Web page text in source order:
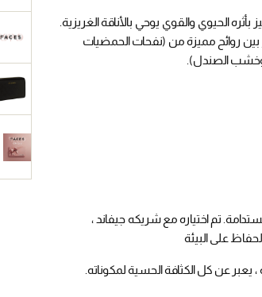
بأثره الحيوي والقوي يوحي بالأناقة الغريزية.
بين روائح مميزة من (نفحات الحمضيات
وخشب الصندل)
تم اختياره مع شريكهجيفاند ،
على البيئة
يعبر عن كل الكثافة الحسية لمكوناته.